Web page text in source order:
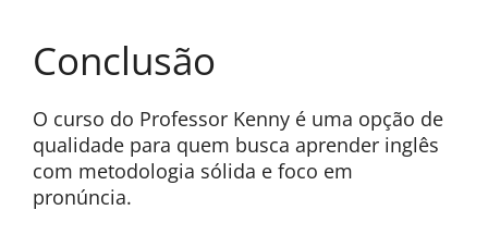
Conclusão
O curso do Professor Kenny é uma opção de
qualidade para quem busca aprender inglês
com metodologia sólida e foco em
pronúncia.